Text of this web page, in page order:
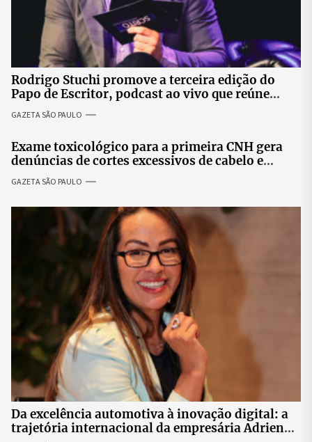
Rodrigo Stuchi promove a terceira edição do
Papo de Escritor, podcast ao vivo que reúne
especialistas para discutir saúde mental e
prosperidade.
GAZETA SÃO PAULO
Exame toxicológico para a primeira CNH gera
denúncias de cortes excessivos de cabelo e
revolta entre candidatas
GAZETA SÃO PAULO
Da excelência automotiva à inovação digital: a
trajetória internacional da empresária Adriene